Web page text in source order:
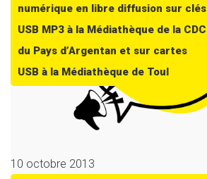
numérique en libre diffusion sur clés
USB MP3 à la Médiathèque de la CDC
du Pays d’Argentan et sur cartes
USB à la Médiathèque de Toul
10 octobre 2013